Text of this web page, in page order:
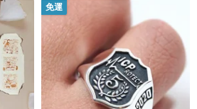
免運